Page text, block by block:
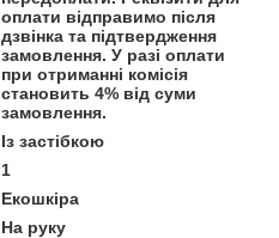
оплати відправимо після
дзвінка та підтвердження
замовлення. У разі оплати
при отриманні комісія
становить 4% від суми
замовлення.
Із застібкою
1
Екошкіра
На руку